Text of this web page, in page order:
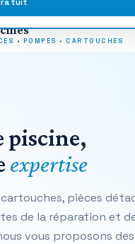
Accessoires
• POMPES • CARTOUCHES
piscine,
expertise
pièces
de la réparation et
vous proposons